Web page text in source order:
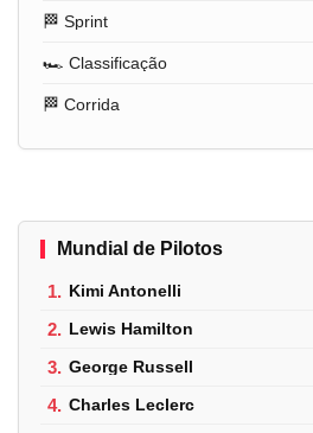
🏁 Sprint
🏎️ Classificação
🏁 Corrida
Mundial de Pilotos
1. Kimi Antonelli
2. Lewis Hamilton
3. George Russell
4. Charles Leclerc